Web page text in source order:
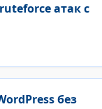
атак с
без